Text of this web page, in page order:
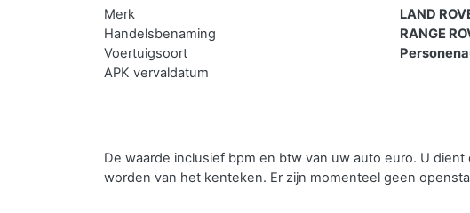
Merk
LAND
Handelsbenaming
RANGE
Voertuigsoort
APK vervaldatum
De waarde inclusief bpm en btw van uw auto euro. U
worden van het kenteken. Er zijn momenteel geen